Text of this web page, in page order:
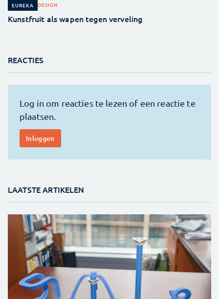
EUREKA DESIGN
Kunstfruit als wapen tegen verveling
REACTIES
LAATSTE ARTIKELEN